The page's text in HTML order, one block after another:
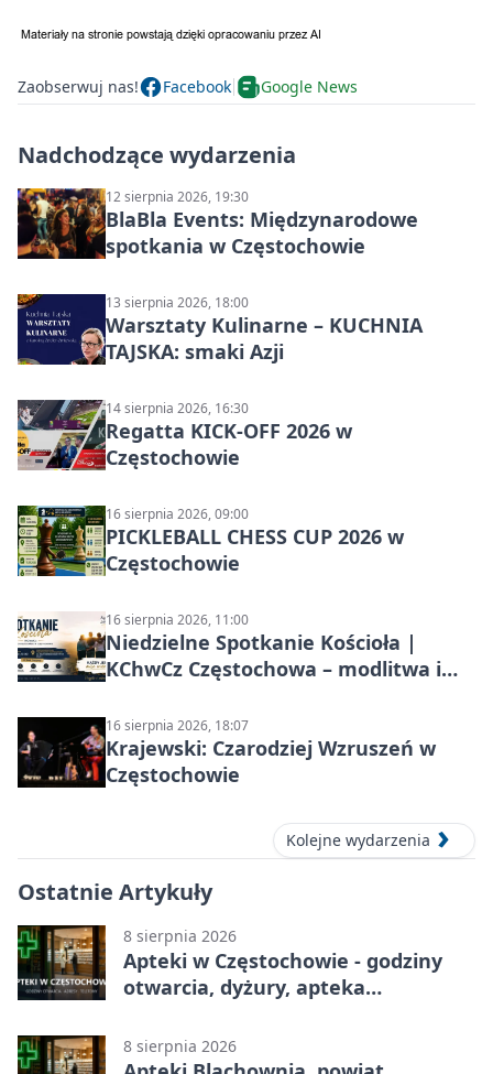
Zaobserwuj nas! Facebook Google News
Nadchodzące wydarzenia
12 sierpnia 2026, 19:30
BlaBla Events: Międzynarodowe
spotkania w Częstochowie
13 sierpnia 2026, 18:00
Warsztaty Kulinarne – KUCHNIA
TAJSKA: smaki Azji
14 sierpnia 2026, 16:30
Regatta KICK-OFF 2026 w
Częstochowie
16 sierpnia 2026, 09:00
PICKLEBALL CHESS CUP 2026 w
Częstochowie
16 sierpnia 2026, 11:00
Niedzielne Spotkanie Kościoła |
KChwCz Częstochowa – modlitwa i
16 sierpnia 2026, 18:07
Krajewski: Czarodziej Wzruszeń w
Częstochowie
Kolejne wydarzenia
Ostatnie Artykuły
8 sierpnia 2026
Apteki w Częstochowie - godziny
otwarcia, dyżury, apteka
8 sierpnia 2026